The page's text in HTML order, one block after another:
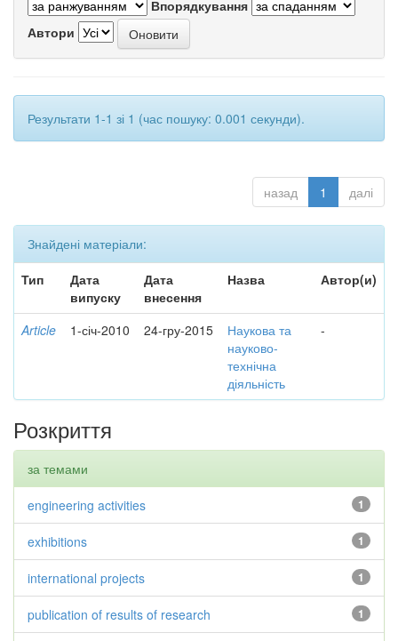
Впорядкування
Автори
Результати 1-1 зі 1 (час пошуку: 0.001 секунди).
назад 1 далі
Знайдені матеріали:
Тип
Дата
випуску
Дата
внесення
Назва Автор(и)
Article 1-січ-2010 24-гру-2015
Наукова та
науково-
технічна
діяльність
-
Розкриття
за темами
1
engineering activities
1
exhibitions
1
international projects
1
publication of results of research